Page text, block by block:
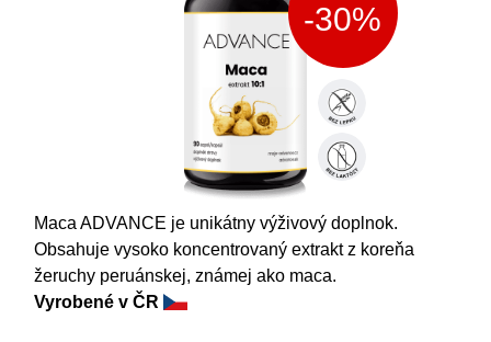
-30%
Maca ADVANCE je unikátny výživový doplnok.
Obsahuje vysoko koncentrovaný extrakt z koreňa
žeruchy peruánskej, známej ako maca.
Vyrobené v ČR